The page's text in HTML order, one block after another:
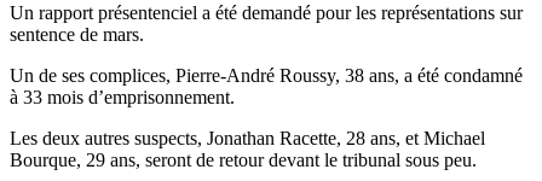
Un rapport présentenciel a été demandé pour les représentations sur
sentence de mars.
Un de ses complices, Pierre-André Roussy, 38 ans, a été condamné
à 33 mois d’emprisonnement.
Les deux autres suspects, Jonathan Racette, 28 ans, et Michael
Bourque, 29 ans, seront de retour devant le tribunal sous peu.